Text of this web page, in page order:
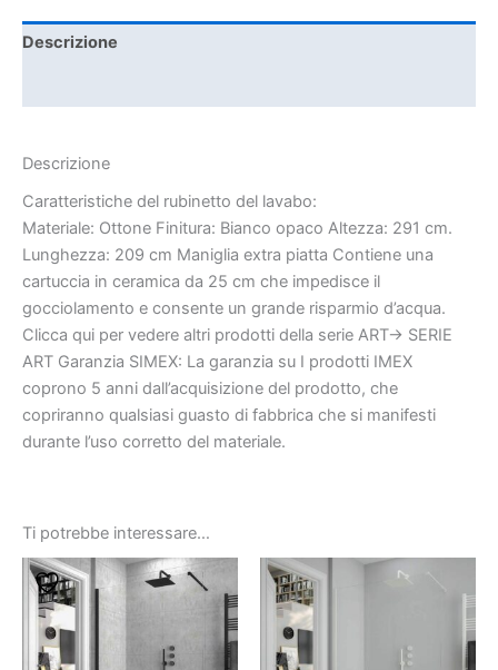
Descrizione
Descrizione
Caratteristiche del rubinetto del lavabo:
Materiale: Ottone Finitura: Bianco opaco Altezza: 291 cm.
Lunghezza: 209 cm Maniglia extra piatta Contiene una
cartuccia in ceramica da 25 cm che impedisce il
gocciolamento e consente un grande risparmio d’acqua.
Clicca qui per vedere altri prodotti della serie ART-> SERIE
ART Garanzia SIMEX: La garanzia su I prodotti IMEX
coprono 5 anni dall’acquisizione del prodotto, che
copriranno qualsiasi guasto di fabbrica che si manifesti
durante l’uso corretto del materiale.
Ti potrebbe interessare…